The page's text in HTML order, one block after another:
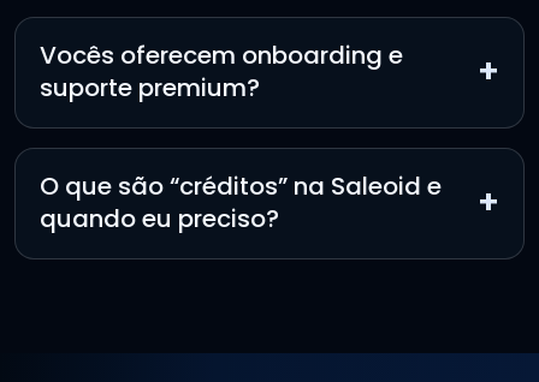
Vocês oferecem onboarding e
suporte premium?
+
O que são “créditos” na Saleoid e
quando eu preciso?
+